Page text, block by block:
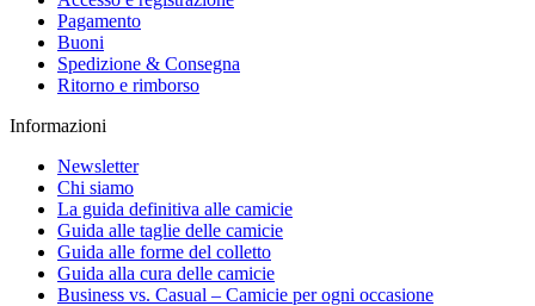
Pagamento
Buoni
Spedizione & Consegna
Ritorno e rimborso
Informazioni
Newsletter
Chi siamo
La guida definitiva alle camicie
Guida alle taglie delle camicie
Guida alle forme del colletto
Guida alla cura delle camicie
Business vs. Casual – Camicie per ogni occasione